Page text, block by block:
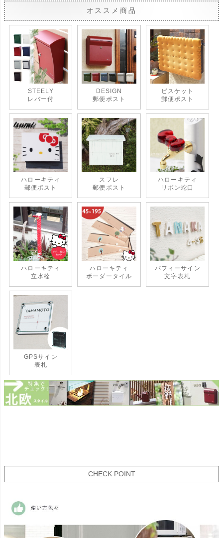
オススメ商品
STEELY
レバー付
DESIGN
郵便ポスト
ビスケット
郵便ポスト
ハローキティ
郵便ポスト
スフレ
郵便ポスト
ハローキティ
リボン蛇口
ハローキティ
立水栓
ハローキティ
ボーダータイル
パフィーサイン
文字表札
GPSサイン
表札
CHECK POINT